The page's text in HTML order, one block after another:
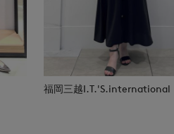
福岡三越I.T.'S.international